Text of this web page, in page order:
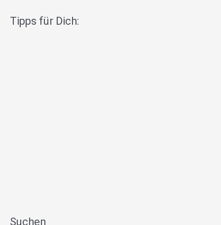
Tipps für Dich:
Suchen